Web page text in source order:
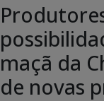
maçã da
de novas